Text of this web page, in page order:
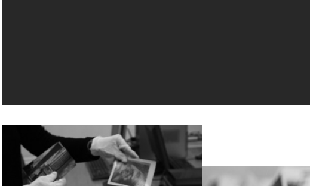
KONKURS MUZYCZNY,FESTIWAL PIOSENKI POLSKIEJ